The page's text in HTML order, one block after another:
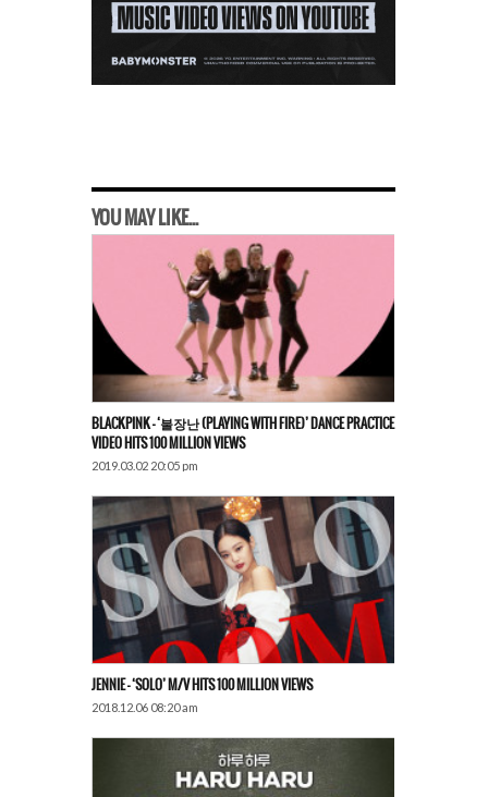
YOU MAY LIKE...
BLACKPINK – ‘불장난 (PLAYING WITH FIRE)’ DANCE PRACTICE
VIDEO HITS 100 MILLION VIEWS
2019.03.02 20:05 pm
JENNIE – ‘SOLO’ M/V HITS 100 MILLION VIEWS
2018.12.06 08:20 am